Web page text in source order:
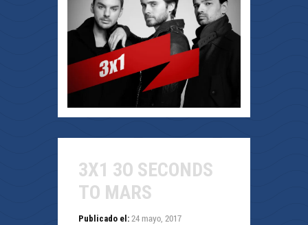
3X1 3O SECONDS
TO MARS
Publicado el: 24 mayo, 2017